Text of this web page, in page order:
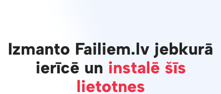
Izmanto Failiem.lv jebkurā
ierīcē un instalē šīs
lietotnes